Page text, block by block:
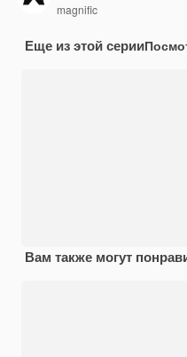
magnific
Еще из этой серии
Вам также могут